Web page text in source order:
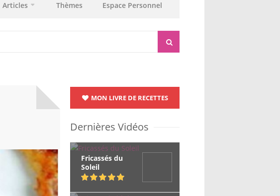
Articles Thèmes Espace Personnel
MON LIVRE DE RECETTES
Dernières Vidéos
Fricassés du
Soleil